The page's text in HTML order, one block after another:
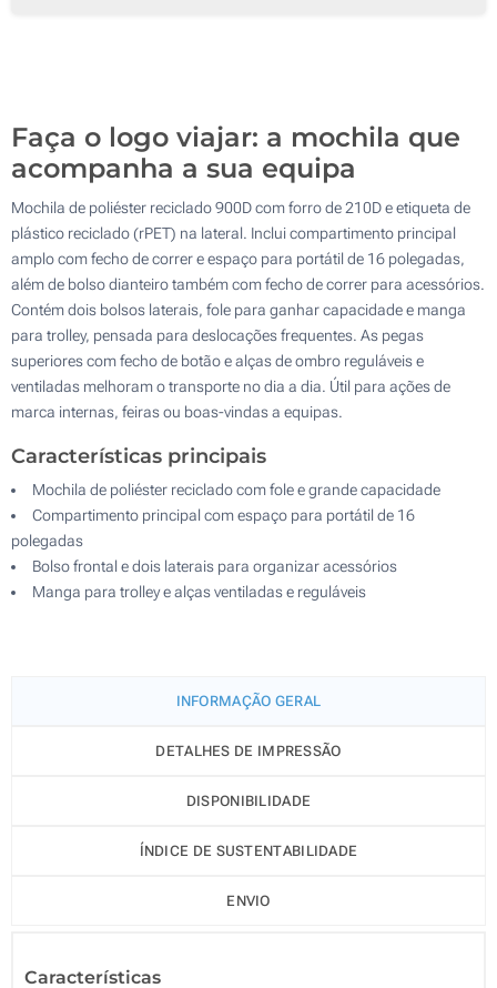
Faça o logo viajar: a mochila que
acompanha a sua equipa
Mochila de poliéster reciclado 900D com forro de 210D e etiqueta de
plástico reciclado (rPET) na lateral. Inclui compartimento principal
amplo com fecho de correr e espaço para portátil de 16 polegadas,
além de bolso dianteiro também com fecho de correr para acessórios.
Contém dois bolsos laterais, fole para ganhar capacidade e manga
para trolley, pensada para deslocações frequentes. As pegas
superiores com fecho de botão e alças de ombro reguláveis e
ventiladas melhoram o transporte no dia a dia. Útil para ações de
marca internas, feiras ou boas-vindas a equipas.
Características principais
Mochila de poliéster reciclado com fole e grande capacidade
Compartimento principal com espaço para portátil de 16
polegadas
Bolso frontal e dois laterais para organizar acessórios
Manga para trolley e alças ventiladas e reguláveis
INFORMAÇÃO GERAL
DETALHES DE IMPRESSÃO
DISPONIBILIDADE
ÍNDICE DE SUSTENTABILIDADE
ENVIO
Características